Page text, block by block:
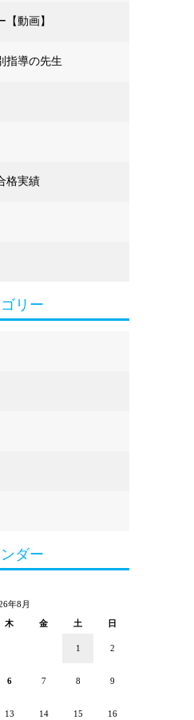
動画】
指導の先生
格実績
リー
ダー
年8月
木 金 土 日
1 2
6 7 8 9
13 14 15 16